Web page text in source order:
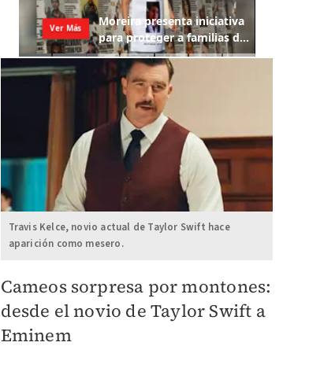
Travis Kelce, novio actual de Taylor Swift hace
aparición como mesero.
Cameos sorpresa por montones:
desde el novio de Taylor Swift a
Eminem